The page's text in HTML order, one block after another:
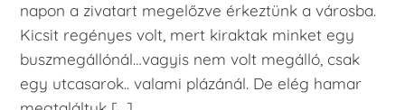
napon a zivatart megelőzve érkeztünk a városba.
Kicsit regényes volt, mert kiraktak minket egy
buszmegállónál…vagyis nem volt megálló, csak
egy utcasarok.. valami plázánál. De elég hamar